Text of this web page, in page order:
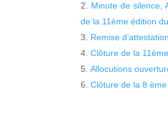
Minute de silence,
de la 11ème édition
Remise
Clôture de la
Allocutions
Clôture de la 8